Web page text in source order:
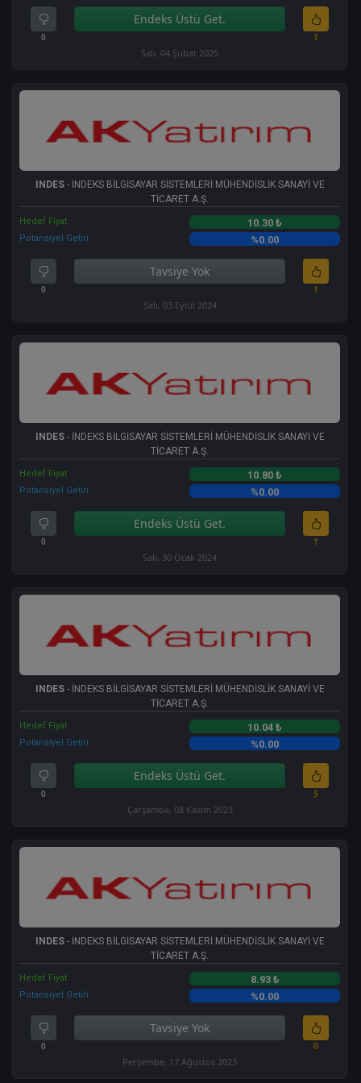
0
Endeks Üstü Get.
1
Salı, 04 Şubat 2025
INDES- İNDEKS BİLGİSAYAR SİSTEMLERİ MÜHENDİSLİK SANAYİ VE
TİCARET A.Ş.
Hedef Fiyat 10.30 ₺
Potansiyel Getiri %0.00
0
Tavsiye Yok
1
Salı, 03 Eylül 2024
INDES- İNDEKS BİLGİSAYAR SİSTEMLERİ MÜHENDİSLİK SANAYİ VE
TİCARET A.Ş.
Hedef Fiyat 10.80 ₺
Potansiyel Getiri %0.00
0
Endeks Üstü Get.
1
Salı, 30 Ocak 2024
INDES- İNDEKS BİLGİSAYAR SİSTEMLERİ MÜHENDİSLİK SANAYİ VE
TİCARET A.Ş.
Hedef Fiyat 10.04 ₺
Potansiyel Getiri %0.00
0
Endeks Üstü Get.
5
Çarşamba, 08 Kasım 2023
INDES- İNDEKS BİLGİSAYAR SİSTEMLERİ MÜHENDİSLİK SANAYİ VE
TİCARET A.Ş.
Hedef Fiyat 8.93 ₺
Potansiyel Getiri %0.00
0
Tavsiye Yok
0
Perşembe, 17 Ağustos 2023